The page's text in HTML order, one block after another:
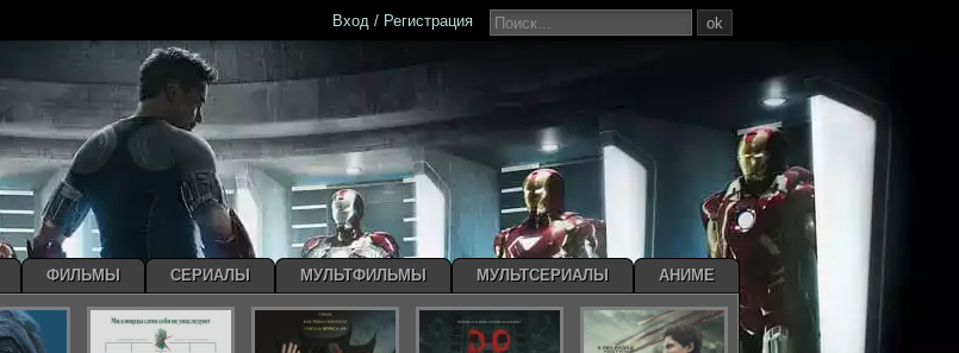
ok
Вход / Регистрация
ФИЛЬМЫ СЕРИАЛЫ МУЛЬТФИЛЬМЫ МУЛЬТСЕРИАЛЫ АНИМЕ